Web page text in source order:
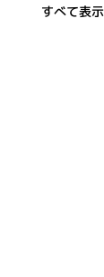
すべて表示